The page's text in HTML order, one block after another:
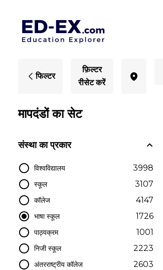
फिल्टर
फ़िल्टर
रीसेट करें
मापदंडों का सेट
संस्था का प्रकार
विश्वविद्यालय 3998
स्कूल 3107
कॉलेज 4147
भाषा स्कूल 1726
पाठ्यक्रम 1001
निजी स्कूल 2223
अंतरराष्ट्रीय कॉलेज 2603